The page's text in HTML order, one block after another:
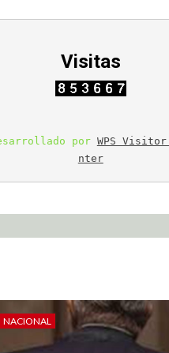
Visitas
por WPS Visitor
nter
NACIONAL